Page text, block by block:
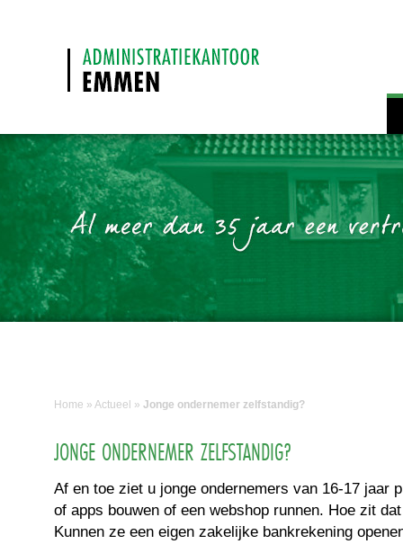
Home » Actueel » Jonge ondernemer zelfstandig?
JONGE ONDERNEMER ZELFSTANDIG?
Af en toe ziet u jonge ondernemers van 16-17 jaar
of apps bouwen of een webshop runnen. Hoe zit
Kunnen ze een eigen zakelijke bankrekening